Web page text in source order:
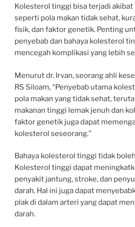
Kolesterol tinggi bisa terjadi akibat
seperti pola makan tidak sehat,
fisik, dan faktor genetik. Penting
penyebab dan bahaya kolesterol
mencegah komplikasi yang lebih
Menurut dr. Irvan, seorang ahli
RS Siloam, “Penyebab utama
pola makan yang tidak sehat,
makanan tinggi lemak jenuh dan
faktor genetik juga dapat
kolesterol seseorang.”
Bahaya kolesterol tinggi tidak
Kolesterol tinggi dapat
penyakit jantung, stroke, dan
darah. Hal ini juga dapat
plak di dalam arteri yang dapat
darah.